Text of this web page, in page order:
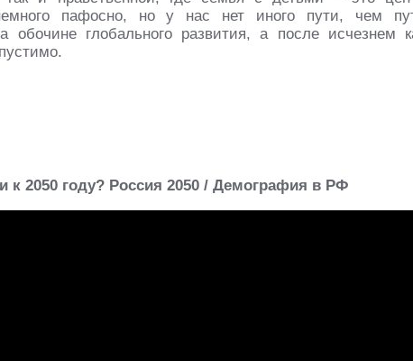
пафосно, но у нас нет иного пути, чем
глобального развития, а после исчезнем
к 2050 году? Россия 2050 / Демография в РФ